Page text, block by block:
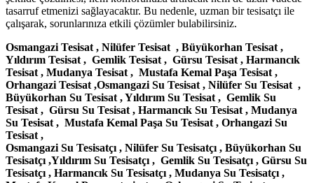
tasarruf etmenizi sağlayacaktır. Bu nedenle, uzman bir tesisatçı ile
çalışarak, sorunlarınıza etkili çözümler bulabilirsiniz.
Osmangazi Tesisat , Nilüfer Tesisat , Büyükorhan Tesisat ,
Yıldırım Tesisat , Gemlik Tesisat , Gürsu Tesisat , Harmancık
Tesisat , Mudanya Tesisat , Mustafa Kemal Paşa Tesisat ,
Orhangazi Tesisat ,Osmangazi Su Tesisat , Nilüfer Su Tesisat ,
Büyükorhan Su Tesisat , Yıldırım Su Tesisat , Gemlik Su
Tesisat , Gürsu Su Tesisat , Harmancık Su Tesisat , Mudanya
Su Tesisat , Mustafa Kemal Paşa Su Tesisat , Orhangazi Su
Tesisat ,
Osmangazi Su Tesisatçı , Nilüfer Su Tesisatçı , Büyükorhan Su
Tesisatçı ,Yıldırım Su Tesisatçı , Gemlik Su Tesisatçı , Gürsu Su
Tesisatçı , Harmancık Su Tesisatçı , Mudanya Su Tesisatçı ,